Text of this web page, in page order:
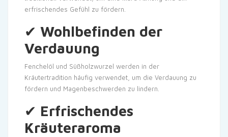
erfrischendes Gefühl zu fördern.
✔ Wohlbefinden der
Verdauung
Fenchelöl und Süßholzwurzel werden in der
Kräutertradition häufig verwendet, um die Verdauung zu
fördern und Magenbeschwerden zu lindern.
✔ Erfrischendes
Kräuteraroma